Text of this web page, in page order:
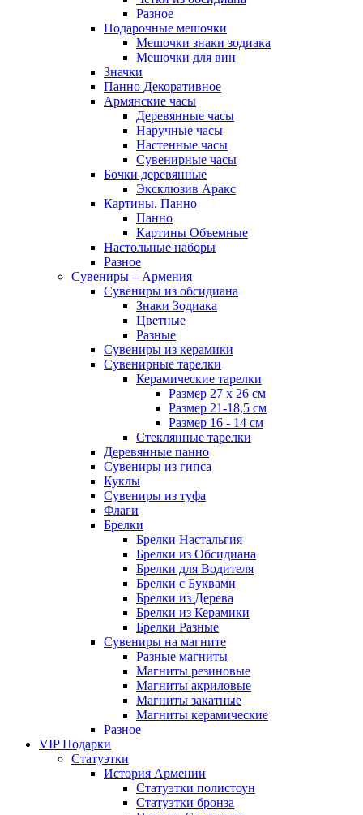
Разное
Подарочные мешочки
Мешочки знаки зодиака
Мешочки для вин
Значки
Панно Декоративное
Армянские часы
Деревянные часы
Наручные часы
Настенные часы
Сувенирные часы
Бочки деревянные
Эксклюзив Аракс
Картины. Панно
Панно
Картины Объемные
Настольные наборы
Разное
Сувениры – Армения
Сувениры из обсидиана
Знаки Зодиака
Цветные
Разные
Сувениры из керамики
Сувенирные тарелки
Керамические тарелки
Размер 27 х 26 см
Размер 21-18,5 см
Размер 16 - 14 см
Стеклянные тарелки
Деревянные панно
Сувениры из гипса
Куклы
Сувениры из туфа
Флаги
Брелки
Брелки Настальгия
Брелки из Обсидиана
Брелки для Водителя
Брелки с Буквами
Брелки из Дерева
Брелки из Керамики
Брелки Разные
Сувениры на магните
Разные магниты
Магниты резиновые
Магниты акриловые
Магниты закатные
Магниты керамические
Разное
VIP Подарки
Статуэтки
История Армении
Статуэтки полистоун
Статуэтки бронза